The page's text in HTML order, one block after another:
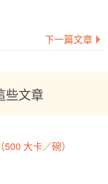
下一篇文章
些文章
大卡／碗）